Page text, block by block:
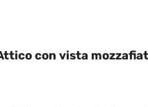
con vista